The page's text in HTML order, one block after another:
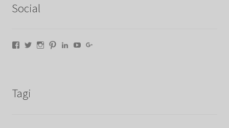
Social
Facebook
TwitterInstagram
PinterestLinkedIn
YouTube
Tagi